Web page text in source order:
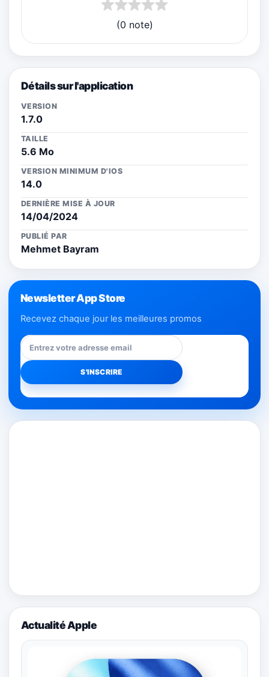
(0 note)
Détails sur l'application
VERSION
1.7.0
TAILLE
5.6 Mo
VERSION MINIMUM D'IOS
14.0
DERNIÈRE MISE À JOUR
14/04/2024
PUBLIÉ PAR
Mehmet Bayram
Newsletter App Store
Recevez chaque jour les meilleures promos
Actualité Apple